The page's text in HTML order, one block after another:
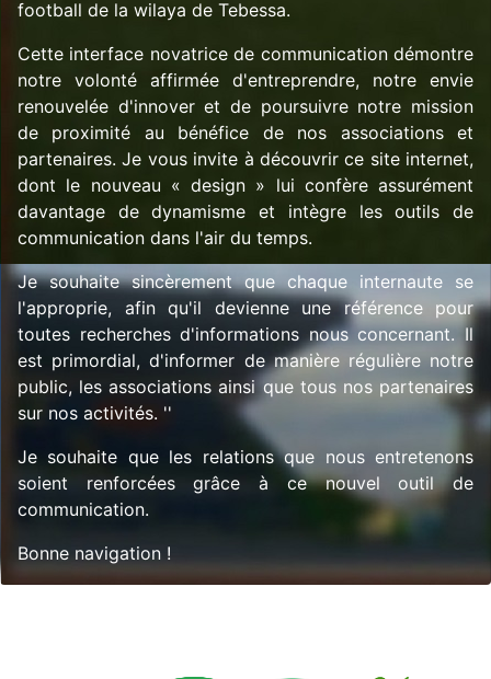
football de la wilaya de Tebessa.
Cette interface novatrice de communication démontre
notre volonté affirmée d'entreprendre, notre envie
renouvelée d'innover et de poursuivre notre mission
de proximité au bénéfice de nos associations et
partenaires. Je vous invite à découvrir ce site internet,
dont le nouveau « design » lui confère assurément
davantage de dynamisme et intègre les outils de
communication dans l'air du temps.
Je souhaite sincèrement que chaque internaute se
l'approprie, afin qu'il devienne une référence pour
toutes recherches d'informations nous concernant. Il
est primordial, d'informer de manière régulière notre
public, les associations ainsi que tous nos partenaires
sur nos activités. ''
Je souhaite que les relations que nous entretenons
soient renforcées grâce à ce nouvel outil de
communication.
Bonne navigation !